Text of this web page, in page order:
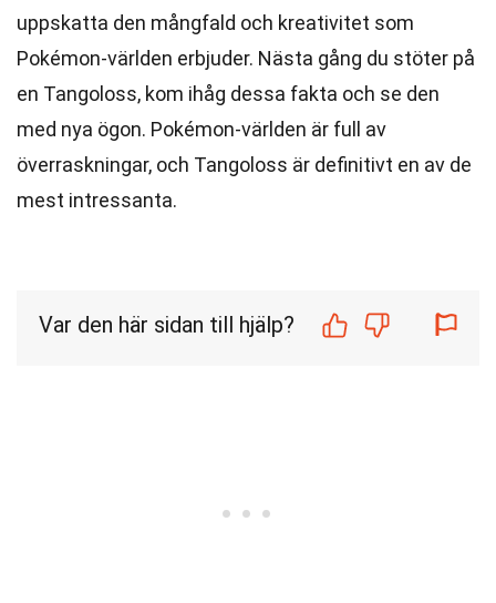
uppskatta den mångfald och kreativitet som
Pokémon-världen erbjuder. Nästa gång du stöter på
en Tangoloss, kom ihåg dessa fakta och se den
med nya ögon. Pokémon-världen är full av
överraskningar, och Tangoloss är definitivt en av de
mest intressanta.
Var den här sidan till hjälp?